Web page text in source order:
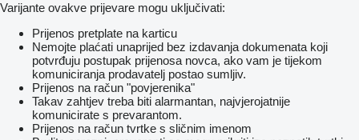
Varijante ovakve prijevare mogu uključivati:
Prijenos pretplate na karticu
Nemojte plaćati unaprijed bez izdavanja dokumenata koji
potvrđuju postupak prijenosa novca, ako vam je tijekom
komuniciranja prodavatelj postao sumljiv.
Prijenos na račun "povjerenika"
Takav zahtjev treba biti alarmantan, najvjerojatnije
komunicirate s prevarantom.
Prijenos na račun tvrtke s sličnim imenom